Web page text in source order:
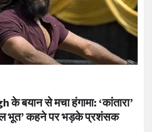
बयान से मचा हंगामा: ‘कांतारा’
भूत’ कहने पर भड़के प्रशंसक